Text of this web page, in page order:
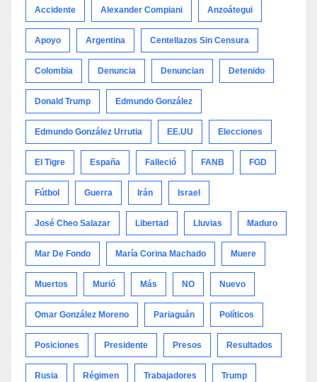
Accidente Alexander Compiani Anzoátegui
Apoyo Argentina Centellazos Sin Censura
Colombia Denuncia Denuncian Detenido
Donald Trump Edmundo González
Edmundo González Urrutia EE.UU Elecciones
El Tigre España Falleció FANB FGD
Fútbol Guerra Irán Israel
José Cheo Salazar Libertad Lluvias Maduro
Mar De Fondo María Corina Machado Muere
Muertos Murió Más NO Nuevo
Omar González Moreno Pariaguán Políticos
Posiciones Presidente Presos Resultados
Rusia Régimen Trabajadores Trump